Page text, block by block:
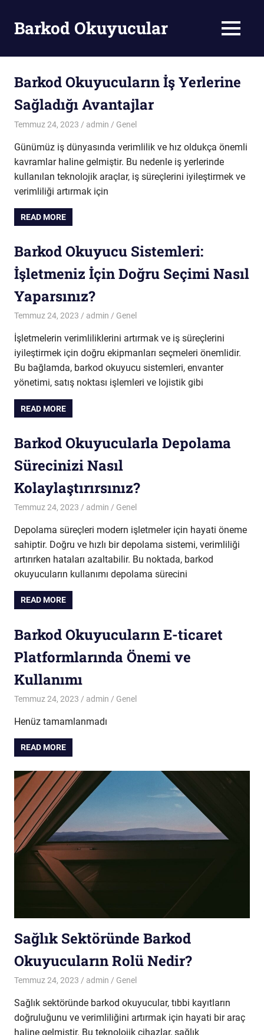
contentBarkod Okuyucular MENU
Barkod Okuyucuların İş Yerlerine
Sağladığı Avantajlar
Temmuz 24, 2023 admin Genel
Günümüz iş dünyasında verimlilik ve hız oldukça önemli
kavramlar haline gelmiştir. Bu nedenle iş yerlerinde
kullanılan teknolojik araçlar, iş süreçlerini iyileştirmek ve
verimliliği artırmak için
READ MORE
Barkod Okuyucu Sistemleri:
İşletmeniz İçin Doğru Seçimi Nasıl
Yaparsınız?
Temmuz 24, 2023 admin Genel
İşletmelerin verimliliklerini artırmak ve iş süreçlerini
iyileştirmek için doğru ekipmanları seçmeleri önemlidir.
Bu bağlamda, barkod okuyucu sistemleri, envanter
yönetimi, satış noktası işlemleri ve lojistik gibi
READ MORE
Barkod Okuyucularla Depolama
Sürecinizi Nasıl
Kolaylaştırırsınız?
Temmuz 24, 2023 admin Genel
Depolama süreçleri modern işletmeler için hayati öneme
sahiptir. Doğru ve hızlı bir depolama sistemi, verimliliği
artırırken hataları azaltabilir. Bu noktada, barkod
okuyucuların kullanımı depolama sürecini
READ MORE
Barkod Okuyucuların E-ticaret
Platformlarında Önemi ve
Kullanımı
Temmuz 24, 2023 admin Genel
Henüz tamamlanmadı
READ MORE
Sağlık Sektöründe Barkod
Okuyucuların Rolü Nedir?
Temmuz 24, 2023 admin Genel
Sağlık sektöründe barkod okuyucular, tıbbi kayıtların
doğruluğunu ve verimliliğini artırmak için hayati bir araç
haline gelmiştir. Bu teknolojik cihazlar, sağlık